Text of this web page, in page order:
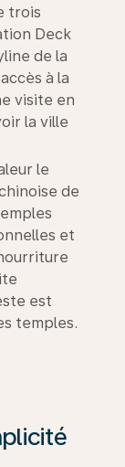
trois
Deck
de la
à la
visite en
la ville
le
de
et
est
temples.